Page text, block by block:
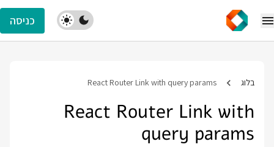
כניסה
בלוג React Router Link with query params
React Router Link with
query params